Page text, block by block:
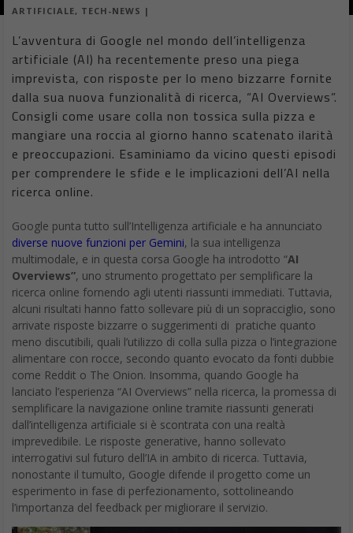
ARTIFICIALE, TECH-NEWS |
L’avventura di Google nel mondo dell’intelligenza
artificiale (AI) ha recentemente preso una piega
imprevista, con risposte per lo meno bizzarre fornite
dalla sua nuova funzionalità di ricerca, “AI Overviews”.
Consigli come usare colla non tossica sulla pizza e
mangiare una roccia al giorno hanno scatenato ilarità
e preoccupazioni. Esaminiamo da vicino questi episodi
per comprendere le sfide e le implicazioni dell’AI nella
ricerca online.
Google punta tutto sull’Intelligenza artificiale e ha annunciato
diverse nuove funzioni per Gemini, la sua intelligenza
multimodale, e in questa corsa Google ha introdotto “AI
Overviews”, uno strumento progettato per semplificare la
ricerca online fornendo agli utenti riassunti immediati. Tuttavia,
alcuni risultati hanno fatto sollevare più di un sopracciglio, sono
arrivate risposte bizzarre o suggerimenti di pratiche quanto
meno discutibili, quali l’utilizzo di colla sulla pizza o l’integrazione
alimentare con rocce, secondo quanto evocato da fonti dubbie
come Reddit o The Onion. Insomma, quando Google ha
lanciato l’esperienza “AI Overviews” nella ricerca, la promessa di
semplificare la navigazione online tramite riassunti generati
dall’intelligenza artificiale si è scontrata con una realtà
imprevedibile. Le risposte generative, hanno sollevato
interrogativi sul futuro dell’IA in ambito di ricerca. Tuttavia,
nonostante il tumulto, Google difende il progetto come un
esperimento in fase di perfezionamento, sottolineando
l’importanza del feedback per migliorare il servizio.